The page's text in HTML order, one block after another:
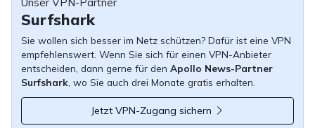
Surfshark
Sie wollen sich besser im Netz schützen? Dafür ist eine VPN
empfehlenswert. Wenn Sie sich für einen VPN-Anbieter
entscheiden, dann gerne für den Apollo News-Partner
Surfshark, wo Sie auch drei Monate gratis erhalten.
Jetzt VPN-Zugang sichern